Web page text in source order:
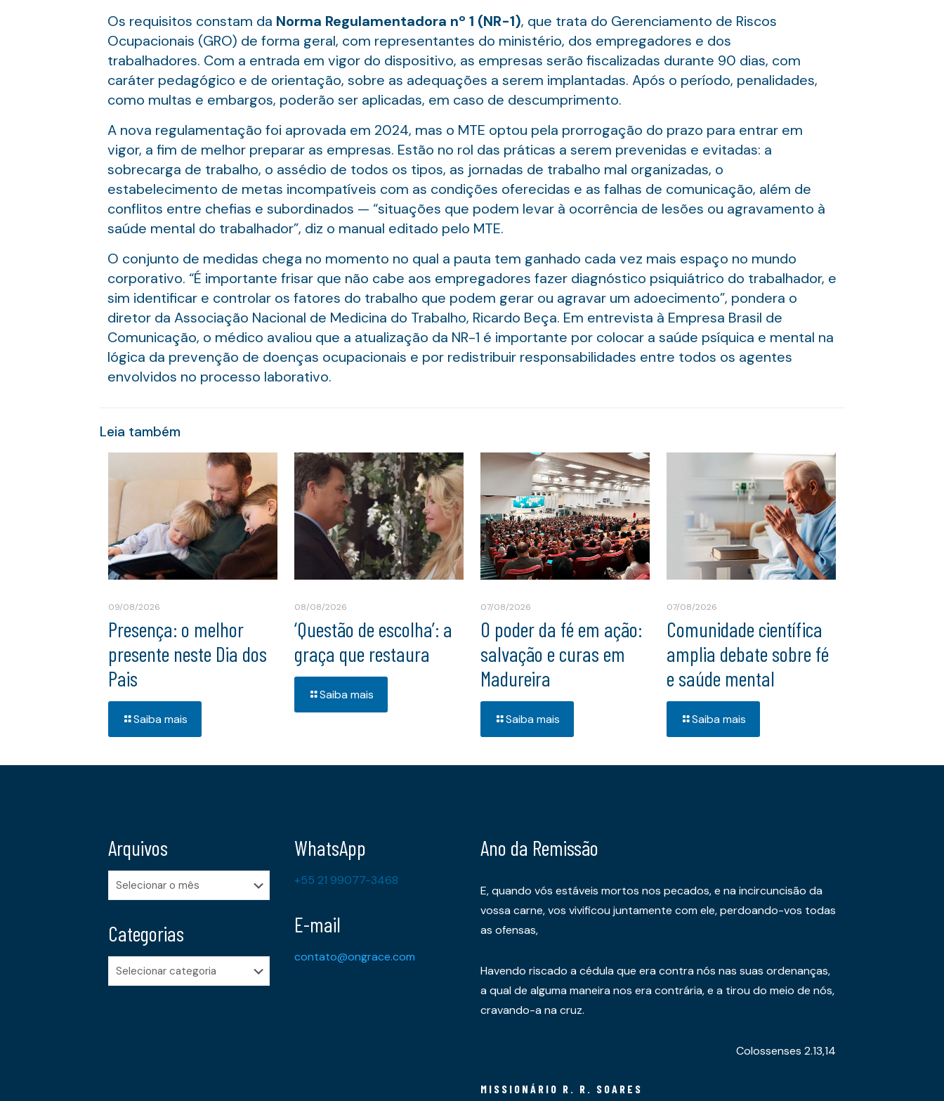
Os requisitos constam da Norma Regulamentadora nº 1 (NR-1), que trata do Gerenciamento de Riscos
Ocupacionais (GRO) de forma geral, com representantes do ministério, dos empregadores e dos
trabalhadores. Com a entrada em vigor do dispositivo, as empresas serão fiscalizadas durante 90 dias, com
caráter pedagógico e de orientação, sobre as adequações a serem implantadas. Após o período, penalidades,
como multas e embargos, poderão ser aplicadas, em caso de descumprimento.
A nova regulamentação foi aprovada em 2024, mas o MTE optou pela prorrogação do prazo para entrar em
vigor, a fim de melhor preparar as empresas. Estão no rol das práticas a serem prevenidas e evitadas: a
sobrecarga de trabalho, o assédio de todos os tipos, as jornadas de trabalho mal organizadas, o
estabelecimento de metas incompatíveis com as condições oferecidas e as falhas de comunicação, além de
conflitos entre chefias e subordinados — “situações que podem levar à ocorrência de lesões ou agravamento à
saúde mental do trabalhador”, diz o manual editado pelo MTE.
O conjunto de medidas chega no momento no qual a pauta tem ganhado cada vez mais espaço no mundo
corporativo. “É importante frisar que não cabe aos empregadores fazer diagnóstico psiquiátrico do trabalhador, e
sim identificar e controlar os fatores do trabalho que podem gerar ou agravar um adoecimento”, pondera o
diretor da Associação Nacional de Medicina do Trabalho, Ricardo Beça. Em entrevista à Empresa Brasil de
Comunicação, o médico avaliou que a atualização da NR-1 é importante por colocar a saúde psíquica e mental na
lógica da prevenção de doenças ocupacionais e por redistribuir responsabilidades entre todos os agentes
envolvidos no processo laborativo.
Leia também
09/08/2026
Presença: o melhor
presente neste Dia dos
Pais
Saiba mais
08/08/2026
‘Questão de escolha’: a
graça que restaura
Saiba mais
07/08/2026
O poder da fé em ação:
salvação e curas em
Madureira
Saiba mais
07/08/2026
Comunidade científica
amplia debate sobre fé
e saúde mental
Saiba mais
Arquivos
Arquivos
Categorias
Categorias
WhatsApp
+55 21 99077-3468
E-mail
contato@ongrace.com
Ano da Remissão
E, quando vós estáveis mortos nos pecados, e na incircuncisão da
vossa carne, vos vivificou juntamente com ele, perdoando-vos todas
as ofensas,
Havendo riscado a cédula que era contra nós nas suas ordenanças,
a qual de alguma maneira nos era contrária, e a tirou do meio de nós,
cravando-a na cruz.
Colossenses 2.13,14
MISSIONÁRIO R. R. SOARES